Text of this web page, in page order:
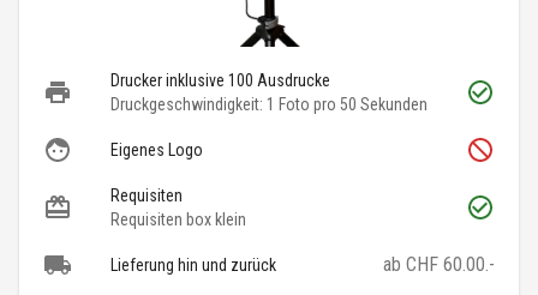
Drucker inklusive 100 Ausdrucke
Druckgeschwindigkeit: 1 Foto pro 50 Sekunden
Eigenes Logo
Requisiten
Requisiten box klein
Lieferung hin und zurück ab CHF 60.00.-